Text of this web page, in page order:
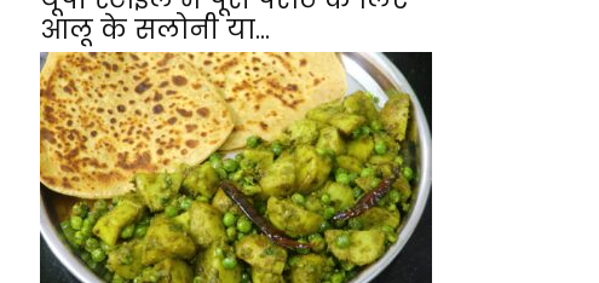
आलू के सलोनी या...